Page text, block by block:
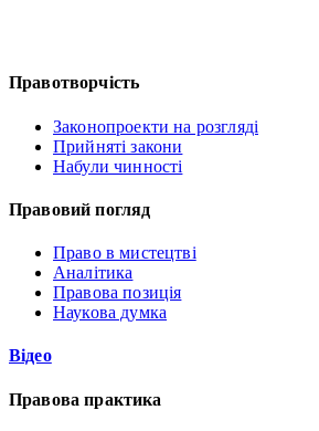
Правотворчість
Законопроекти на розгляді
Прийняті закони
Набули чинності
Правовий погляд
Право в мистецтві
Аналітика
Правова позиція
Наукова думка
Відео
Правова практика